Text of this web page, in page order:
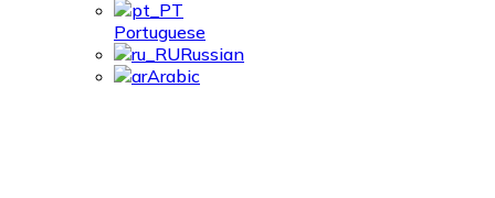
Portuguese
Russian
Arabic